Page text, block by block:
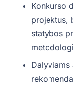
Konkurso
projektus,
statybos
Dalyviams